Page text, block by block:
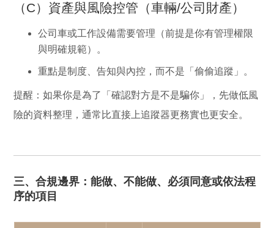
（C）資產與風險控管（車輛/公司財產）
公司車或工作設備需要管理（前提是你有管理權限
與明確規範）。
重點是制度、告知與內控，而不是「偷偷追蹤」。
提醒：如果你是為了「確認對方是不是騙你」，先做低風
險的資料整理，通常比直接上追蹤器更務實也更安全。
三、合規邊界：能做、不能做、必須同意或依法程
序的項目